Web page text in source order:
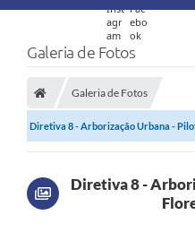
Editais
Turismo
Galeria de Fotos
Galeria de Fotos
Diretiva 8 - Arborização Urbana -
Diretiva 8 -